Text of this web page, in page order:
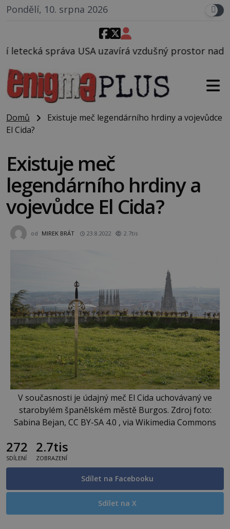
Pondělí, 10. srpna 2026
vzdušný prostor nad Oblastí 51, mohlo to
Domů
Existuje meč legendárního hrdiny a vojevůdce
El Cida?
Existuje meč
legendárního hrdiny a
vojevůdce El Cida?
od MIREK BRÁT 23.8.2022 2.7tis
V současnosti je údajný meč El Cida uchovávaný ve
starobylém španělském městě Burgos. Zdroj foto:
Sabina Bejan, CC BY-SA 4.0 , via Wikimedia Commons
272
SDÍLENÍ
2.7tis
ZOBRAZENÍ
Sdílet na Facebooku
Sdílet na X